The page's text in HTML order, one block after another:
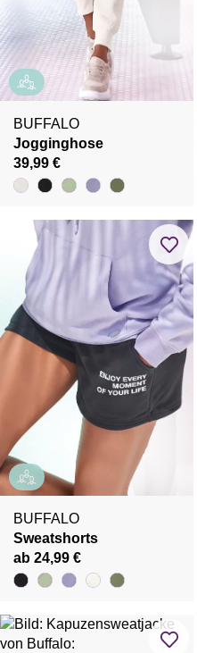
BUFFALO
Jogginghose
39,99 €
BUFFALO
Sweatshorts
ab 24,99 €